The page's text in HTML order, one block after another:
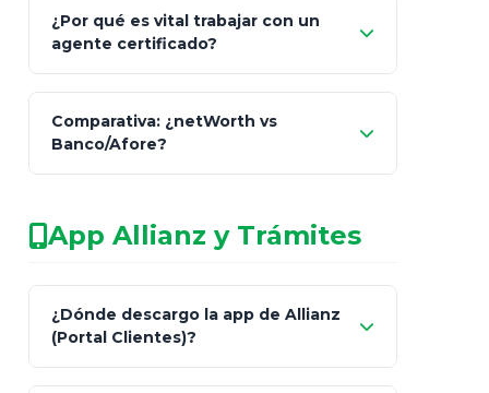
Seguros y Fianzas (CNSF)
netWorth
patrimonio con asesores informales en
redes sociales.
¿Por qué es vital trabajar con un
agente certificado?
consultor técnico
legalmente facultado
Comparativa: ¿netWorth vs
Banco/Afore?
Característica netWorth (Certificado)
App Allianz y Trámites
¿Dónde descargo la app de Allianz
(Portal Clientes)?